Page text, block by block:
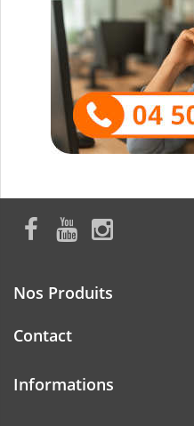
Nos Produits
Contact
Informations